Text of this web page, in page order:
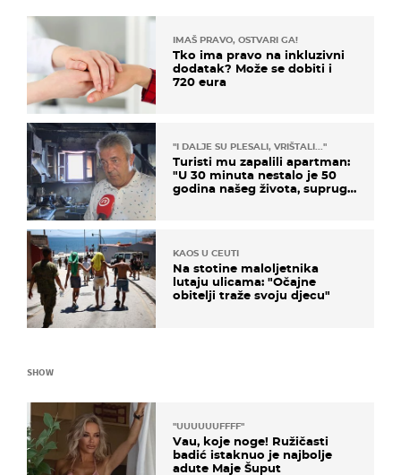
IMAŠ PRAVO, OSTVARI GA!
Tko ima pravo na inkluzivni
dodatak? Može se dobiti i
720 eura
"I DALJE SU PLESALI, VRIŠTALI..."
Turisti mu zapalili apartman:
"U 30 minuta nestalo je 50
godina našeg života, supruga
KAOS U CEUTI
Na stotine maloljetnika
lutaju ulicama: "Očajne
obitelji traže svoju djecu"
SHOW
"UUUUUUFFFF"
Vau, koje noge! Ružičasti
badić istaknuo je najbolje
adute Maje Šuput